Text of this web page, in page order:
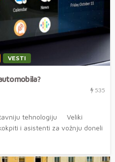
VESTI
535
tehnologiju Veliki
i asistenti za vožnju doneli